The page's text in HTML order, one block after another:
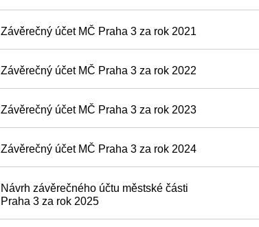
Závěrečný účet MČ Praha 3 za rok 2021
Závěrečný účet MČ Praha 3 za rok 2022
Závěrečný účet MČ Praha 3 za rok 2023
Závěrečný účet MČ Praha 3 za rok 2024
Návrh závěrečného účtu městské části
Praha 3 za rok 2025